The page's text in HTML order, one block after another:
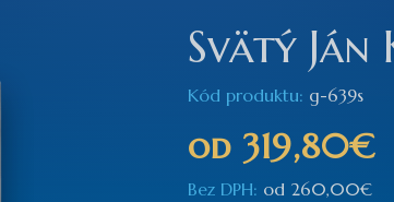
Svätý
Kód produktu: g-639s
od 319,80€
Bez DPH: od 260,00€